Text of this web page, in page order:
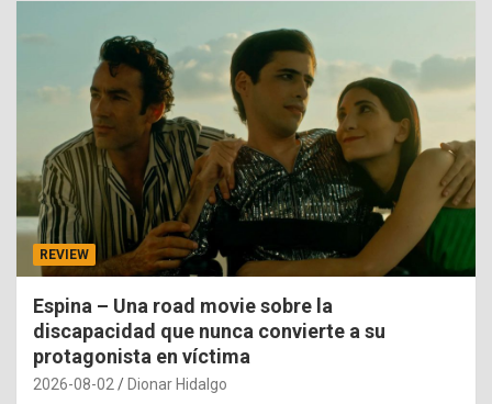
REVIEW
Espina – Una road movie sobre la
discapacidad que nunca convierte a su
protagonista en víctima
2026-08-02 Dionar Hidalgo